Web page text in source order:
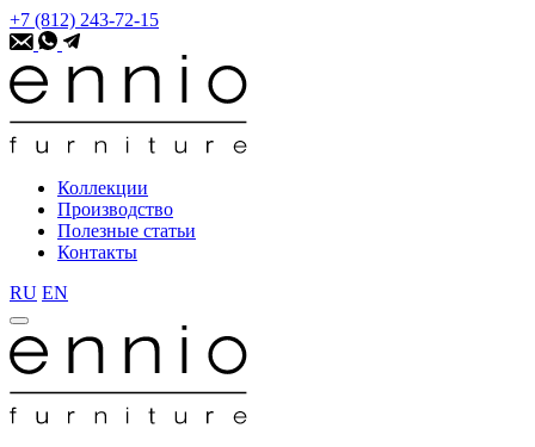
+7 (812) 243-72-15
Коллекции
Производство
Полезные статьи
Контакты
RU EN